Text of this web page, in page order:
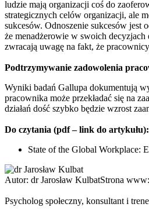
ludzie mają organizacji coś do
strategicznych celów organizacji, ale
sukcesów. Odnoszenie sukcesów jest
że menadżerowie w swoich
zwracają uwagę na fakt, że
Podtrzymywanie zadowolenia
Wyniki badań Gallupa dokumentują
pracownika może przekładać się na
działań dość szybko będzie wzrost
Do czytania (pdf – link do artykułu):
State of the Global Workplace:
Autor: dr Jarosław KulbatStrona www:
Psycholog społeczny, konsultant i